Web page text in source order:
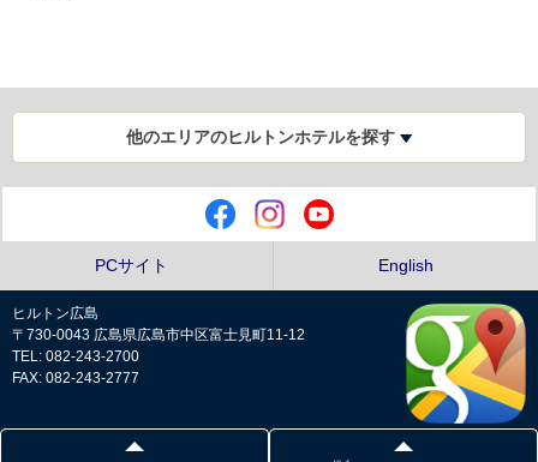
他のエリアのヒルトンホテルを探す
PCサイト English
ヒルトン広島
〒730-0043 広島県広島市中区富士見町11-12
TEL: 082-243-2700
FAX: 082-243-2777
プライバシーポリシー